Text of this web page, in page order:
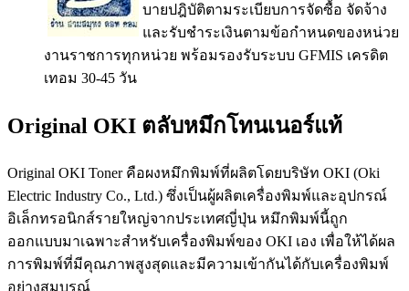
บายปฎิบัติตามระเบียบการจัดซื้อ จัดจ้าง
และรับชำระเงินตามข้อกำหนดของหน่วย
งานราชการทุกหน่วย พร้อมรองรับระบบ GFMIS เครดิต
เทอม 30-45 วัน
Original OKI ตลับหมึกโทนเนอร์แท้
Original OKI Toner คือผงหมึกพิมพ์ที่ผลิตโดยบริษัท OKI (Oki
Electric Industry Co., Ltd.) ซึ่งเป็นผู้ผลิตเครื่องพิมพ์และอุปกรณ์
อิเล็กทรอนิกส์รายใหญ่จากประเทศญี่ปุ่น หมึกพิมพ์นี้ถูก
ออกแบบมาเฉพาะสำหรับเครื่องพิมพ์ของ OKI เอง เพื่อให้ได้ผล
การพิมพ์ที่มีคุณภาพสูงสุดและมีความเข้ากันได้กับเครื่องพิมพ์
อย่างสมบูรณ์